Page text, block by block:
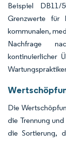
Beispiel DB11/
Grenzwerte für
kommunalen,
Nachfrage
kontinuierlicher
Die
die Trennung
die Sortierung,